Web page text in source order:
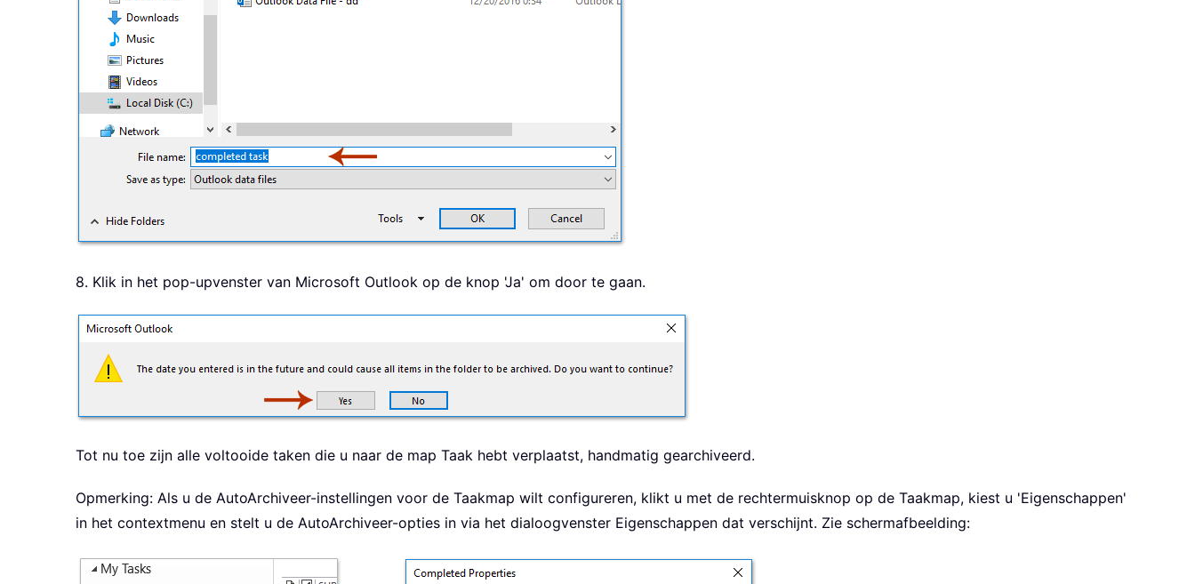
8. Klik in het pop-upvenster van Microsoft Outlook op de knop 'Ja' om door te gaan.
Tot nu toe zijn alle voltooide taken die u naar de map Taak hebt verplaatst, handmatig gearchiveerd.
Opmerking: Als u de AutoArchiveer-instellingen voor de Taakmap wilt configureren, klikt u met de rechtermuisknop op de Taakmap, kiest u 'Eigenschappen'
in het contextmenu en stelt u de AutoArchiveer-opties in via het dialoogvenster Eigenschappen dat verschijnt. Zie schermafbeelding: